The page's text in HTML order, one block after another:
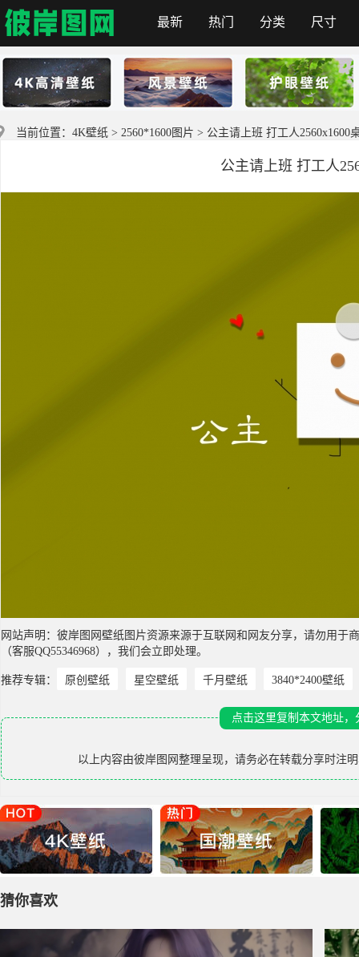
彼岸图网
最新 热门 分类 尺寸
当前位置： 4K壁纸 > 2560*1600图片 > 公主请上班 打工人2560x1600
公主请上班 打工人
网站声明：彼岸图网壁纸图片资源来源于互联网和网友分享，请勿用
（客服QQ55346968），我们会立即处理。
推荐专辑： 原创壁纸 星空壁纸 千月壁纸 3840*2400壁纸
点击这里复制本文地址
以上内容由彼岸图网 整理呈现，请务必在转载分享时注
猜你喜欢